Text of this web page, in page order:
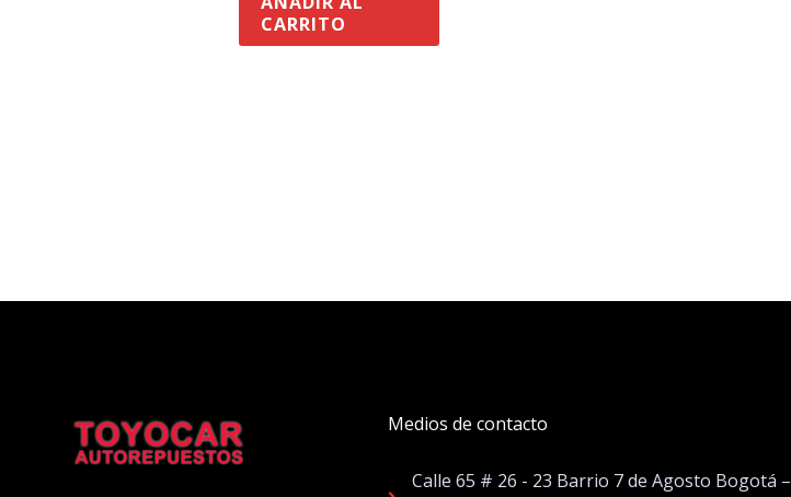
CARRITO
Medios de contacto
Calle 65 # 26 - 23 Barrio 7 de Agosto Bogotá –